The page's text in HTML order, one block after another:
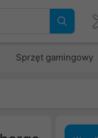
Sprzęt gamingowy